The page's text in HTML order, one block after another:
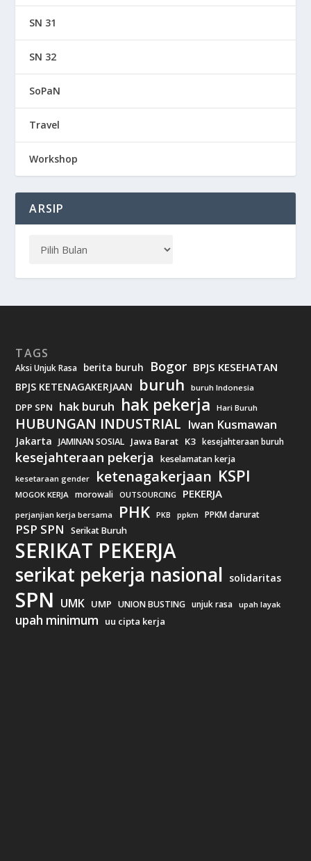
SN 31
SN 32
SoPaN
Travel
Workshop
ARSIP
TAGS
Aksi Unjuk Rasa berita buruh Bogor BPJS KESEHATAN
BPJS KETENAGAKERJAAN buruh buruh Indonesia
DPP SPN hak buruh hak pekerja Hari Buruh
HUBUNGAN INDUSTRIAL Iwan Kusmawan
Jakarta JAMINAN SOSIAL Jawa Barat K3 kesejahteraan buruh
kesejahteraan pekerja keselamatan kerja
kesetaraan gender ketenagakerjaan KSPI
MOGOK KERJA morowali OUTSOURCING PEKERJA
perjanjian kerja bersama PHK PKB ppkm PPKM darurat
PSP SPN Serikat Buruh
SERIKAT PEKERJA
serikat pekerja nasional solidaritas
SPN UMK UMP UNION BUSTING unjuk rasa upah layak
upah minimum uu cipta kerja